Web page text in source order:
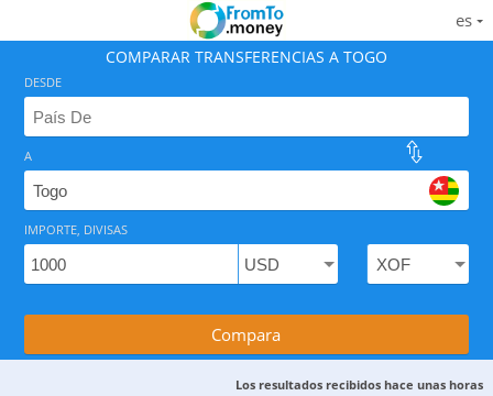
es
COMPARAR TRANSFERENCIAS A TOGO
Encuentre la mejor forma de enviar dinero a Togo y
DESDE
A
IMPORTE, DIVISAS
Compara
Los resultados recibidos hace unas horas